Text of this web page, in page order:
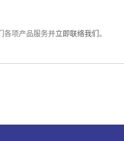
各项产品服务并 立即联络我们 。